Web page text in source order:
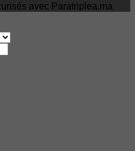
avec Paratriplea.ma